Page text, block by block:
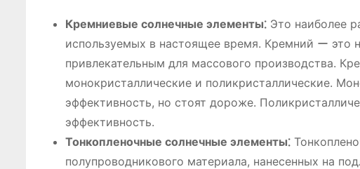
Кремниевые солнечные элементы⁚ Это наиболее
используемых в настоящее время. Кремний ー это
привлекательным для массового производства.
монокристаллические и поликристаллические.
эффективность, но стоят дороже.
эффективность.
Тонкопленочные солнечные элементы⁚
полупроводникового материала, нанесенных на